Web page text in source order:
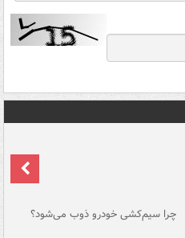
چرا سیم‌کشی خودرو ذوب می‌شود؟